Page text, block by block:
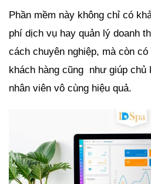
Phần mềm này không chỉ có
phí dịch vụ hay quản lý doanh
cách chuyên nghiệp, mà còn
khách hàng cũng như giúp chủ
nhân viên vô cùng hiệu quả.